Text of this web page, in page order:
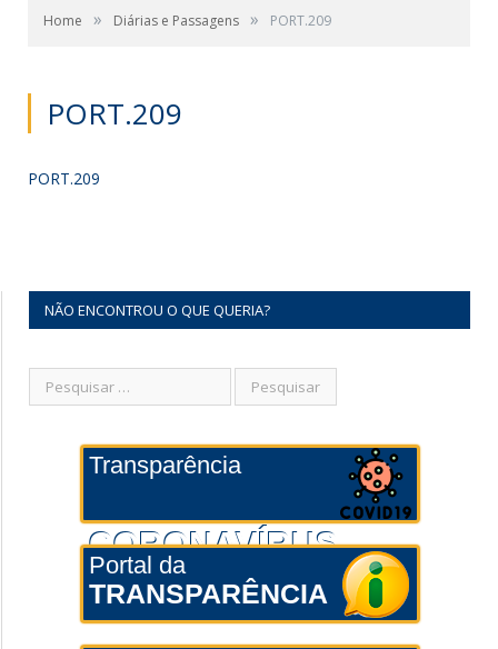
Home » Diárias e Passagens » PORT.209
PORT.209
PORT.209
NÃO ENCONTROU O QUE QUERIA?
Transparência
CORONAVÍRUS
Portal da
TRANSPARÊNCIA